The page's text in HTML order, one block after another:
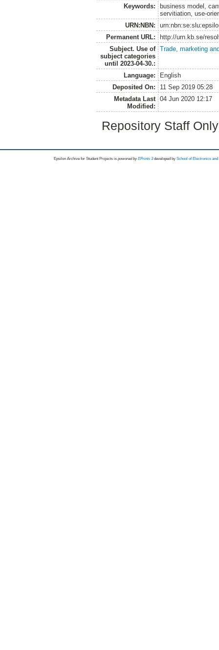
Keywords:
business model,
servitiation, use-
URN:NBN:
Permanent URL:
http://urn.kb.se/
Subject. Use of
subject categories
until 2023-04-30.:
Trade, marketing
Language:
English
Deposited On:
11 Sep 2019 05:28
Metadata Last
Modified:
04 Jun 2020 12:17
Repository Staff
Epsilon Archive for Student Projects is powored byEPrints 3 developed by School of Electronics